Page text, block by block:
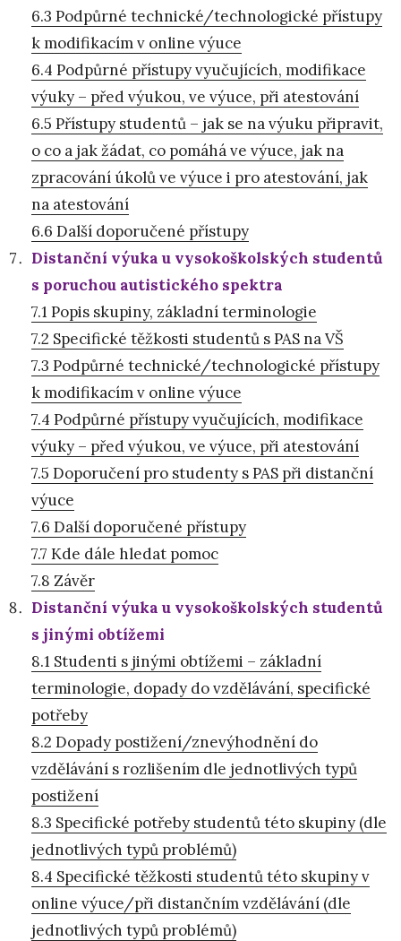
6.3 Podpůrné technické/technologické přístupy
k modifikacím v online výuce
6.4 Podpůrné přístupy vyučujících, modifikace
výuky – před výukou, ve výuce, při atestování
6.5 Přístupy studentů – jak se na výuku připravit,
o co a jak žádat, co pomáhá ve výuce, jak na
zpracování úkolů ve výuce i pro atestování, jak
na atestování
6.6 Další doporučené přístupy
Distanční výuka u vysokoškolských studentů
s poruchou autistického spektra
7.1 Popis skupiny, základní terminologie
7.2 Specifické těžkosti studentů s PAS na VŠ
7.3 Podpůrné technické/technologické přístupy
k modifikacím v online výuce
7.4 Podpůrné přístupy vyučujících, modifikace
výuky – před výukou, ve výuce, při atestování
7.5 Doporučení pro studenty s PAS při distanční
výuce
7.6 Další doporučené přístupy
7.7 Kde dále hledat pomoc
7.8 Závěr
Distanční výuka u vysokoškolských studentů
s jinými obtížemi
8.1 Studenti s jinými obtížemi – základní
terminologie, dopady do vzdělávání, specifické
potřeby
8.2 Dopady postižení/znevýhodnění do
vzdělávání s rozlišením dle jednotlivých typů
postižení
8.3 Specifické potřeby studentů této skupiny (dle
jednotlivých typů problémů)
8.4 Specifické těžkosti studentů této skupiny v
online výuce/při distančním vzdělávání (dle
jednotlivých typů problémů)